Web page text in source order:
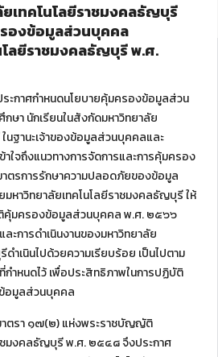
เทคโนโลยีราชมงคลธัญบุรี
องข้อมูลส่วนบุคคล
โลยีราชมงคลธัญบุรี พ.ศ.
ระกาศกำหนดนโยบายคุ้มครองข้อมูลส่วน
ษา นักเรียนในสังกัดมหาวิทยาลัย
นฐานะเจ้าของข้อมูลส่วนบุคคลและ
ใจถึงแนวทางการจัดการและการคุ้มครอง
ตรการรักษาความปลอดภัยของข้อมูล
หาวิทยาลัยเทคโนโลยีราชมงคลธัญบุรี ให้
คุ้มครองข้อมูลส่วนบุคคล พ.ศ. ๒๕๖๖
ละการดำเนินงานของมหาวิทยาลัย
ำเนินไปด้วยความเรียบร้อย เป็นไปตาม
ำหนดไว้ เพื่อประสิทธิภาพในการปฏิบัติ
อมูลส่วนบุคคล
าตรา ๑๗(๒) แห่งพระราชบัญญัติ
ชมงคลธัญบุรี พ.ศ. ๒๕๔๘ จึงประกาศ
ทคโนโลยีสารสนเทศ
ลยีราชมงคลธัญบุรี
หก อำเภอคลองหลวง จังหวัด
คลากร สวส.
ร่ข้อมูลเว็บไซต์